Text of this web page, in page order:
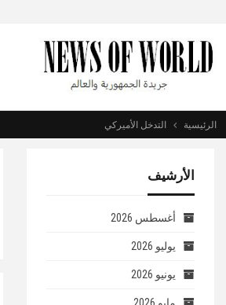
الرئيسية التدخل الأميركي
الأرشيف
أغسطس 2026
يوليو 2026
يونيو 2026